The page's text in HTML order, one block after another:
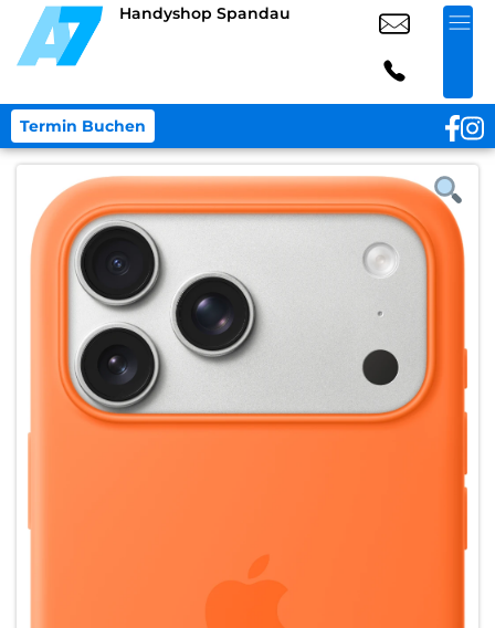
Handyshop Spandau
Termin Buchen